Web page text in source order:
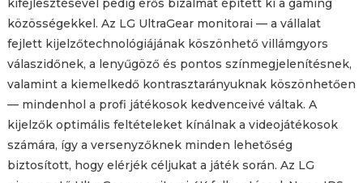
kifejlesztésével pedig erős bizalmat épített ki a gaming
közösségekkel. Az LG UltraGear monitorai — a vállalat
fejlett kijelzőtechnológiájának köszönhető villámgyors
válaszidőnek, a lenyűgöző és pontos színmegjelenítésnek,
valamint a kiemelkedő kontrasztarányuknak köszönhetően
— mindenhol a profi játékosok kedvenceivé váltak. A
kijelzők optimális feltételeket kínálnak a videojátékosok
számára, így a versenyzőknek minden lehetőség
biztosított, hogy elérjék céljukat a játék során. Az LG